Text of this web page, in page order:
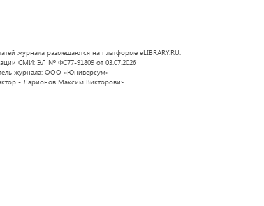
журнала размещаются на платформе eLIBRARY.RU.
СМИ: ЭЛ № ФС77-91809 от 03.07.2026
журнала: ООО «Юниверсум»
- Ларионов Максим Викторович.